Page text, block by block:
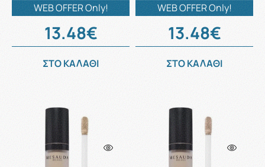
WEB OFFER Only!
13.48€
ΣΤΟ ΚΑΛΑΘΙ
WEB OFFER Only!
13.48€
ΣΤΟ ΚΑΛΑΘΙ